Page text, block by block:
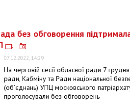
без обговорення
07.12.2022, 14:29
На черговій сесії обласної ради 7
ради, Кабміну та Ради національної
(об’єднань) УПЦ московського
проголосували без обговорень